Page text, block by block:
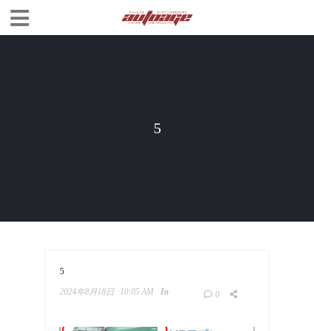
5
5
2024年8月18日 10:05 AM In 0